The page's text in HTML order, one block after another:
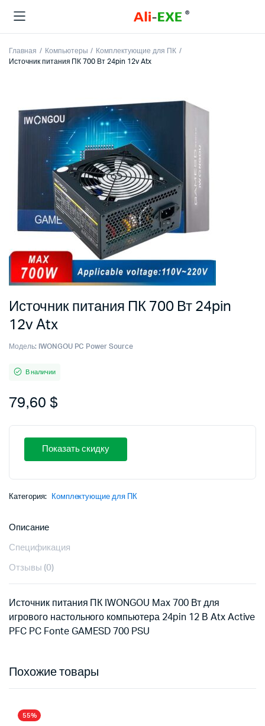
Главная Компьютеры
Комплектующие для ПК
Источник питания ПК 700 Вт 24pin 12v Atx
Источник питания ПК 700 Вт 24pin
12v Atx
Модель: IWONGOU PC Power Source
В наличии
79,60 $
Показать скидку
Категория: Комплектующие для ПК
Описание
Спецификация
Отзывы (0)
Источник питания ПК IWONGOU Max 700 Вт для
игрового настольного компьютера 24pin 12 В Atx Active
PFC PC Fonte GAMESD 700 PSU
Похожие товары
55%